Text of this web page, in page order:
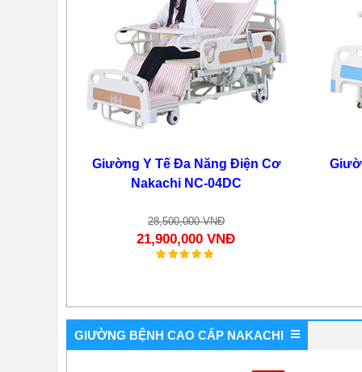
Giường Bệnh Nhân 4 Tay
Quay Nakachi NC-04TC
14,900,000 VNĐ
10,900,000 VNĐ
Ghế Ngồi Trên Ô Tô Cho
-22%
Giường Y Tế Đa Năng Điện Cơ
Nakachi NC-04DC
28,500,000 VNĐ
21,900,000 VNĐ
GIƯỜNG BỆNH CAO CẤP NAKACHI